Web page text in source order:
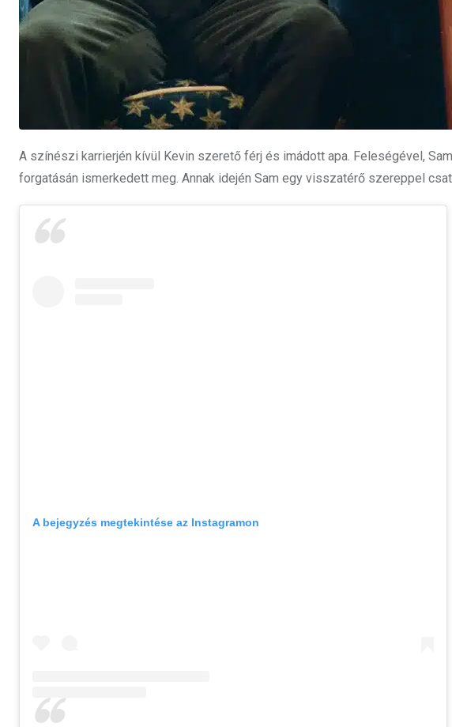
A színészi karrierjén kívül Kevin szerető férj és imádott apa. Feleségével,
forgatásán ismerkedett meg. Annak idején Sam egy visszatérő szereppel
A bejegyzés megtekintése az Instagramon